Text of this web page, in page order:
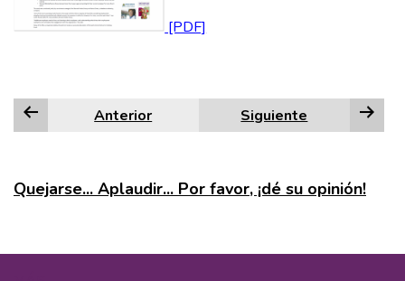
Anterior Siguiente
Quejarse... Aplaudir... Por favor, ¡dé su opinión!